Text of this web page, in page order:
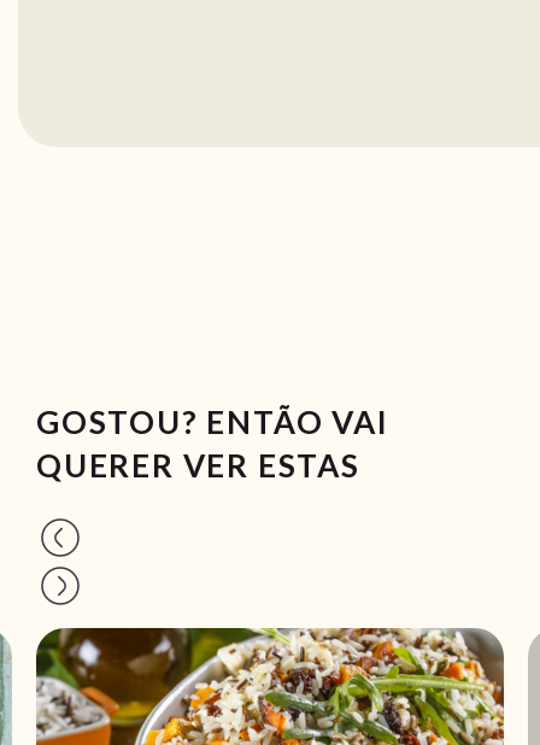
GOSTOU? ENTÃO VAI
QUERER VER ESTAS